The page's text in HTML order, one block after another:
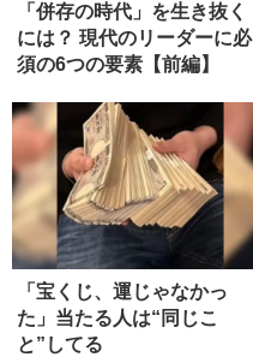
「併存の時代」を生き抜く
には？ 現代のリーダーに必
須の6つの要素【前編】
「宝くじ、運じゃなかっ
た」当たる人は“同じこ
と”してる